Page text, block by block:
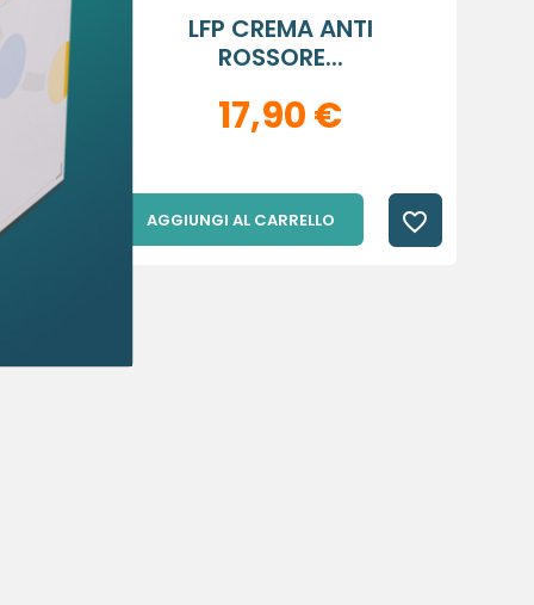
LFP CREMA ANTI
ROSSORE...
17,90 €
AGGIUNGI AL CARRELLO favorite_border